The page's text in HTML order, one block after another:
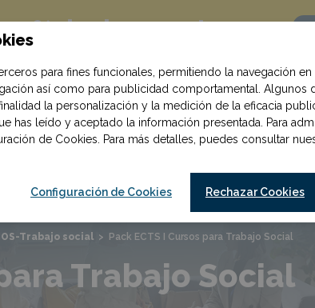
para fines funcionales, permitiendo la navegación en
así como para publicidad comportamental. Algunos
la personalización y la medición de la eficacia
has leído y aceptado la información presentada. Para
de Cookies. Para más detalles, puedes consultar
Configuración de Cookies Rechazar Cookies
10% de descuento
y oposiciones
Trabajo social > Pack ECTS I Cursos para Trabajo Social
Trabajo Social